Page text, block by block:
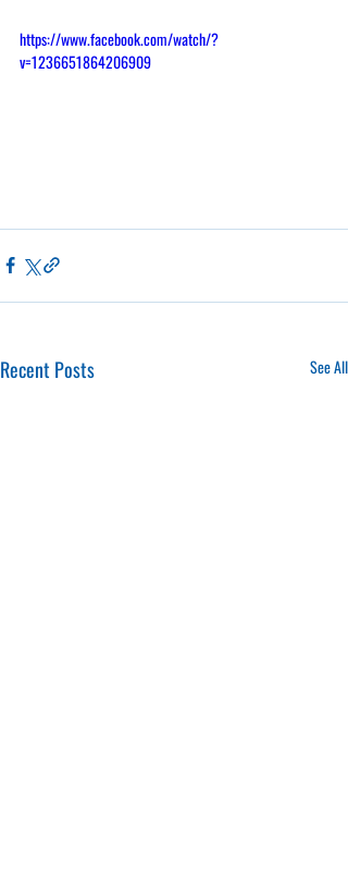
https://www.facebook.com/watch/?
v=1236651864206909
Recent Posts See All